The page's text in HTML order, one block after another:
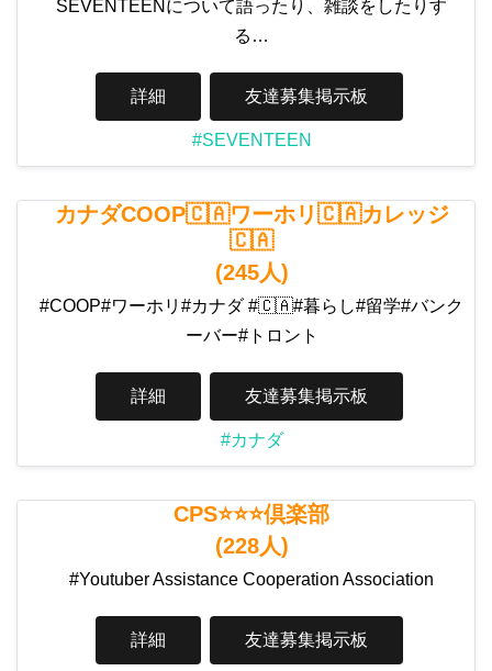
SEVENTEENについて語ったり、雑談をしたりす
る…
詳細 友達募集掲示板
#SEVENTEEN
カナダCOOP🇨🇦ワーホリ🇨🇦カレッジ
🇨🇦
(245人)
#COOP#ワーホリ#カナダ #🇨🇦#暮らし#留学#バンク
ーバー#トロント
詳細 友達募集掲示板
#カナダ
CPS⭐️⭐️⭐️倶楽部
(228人)
#Youtuber Assistance Cooperation Association
詳細 友達募集掲示板